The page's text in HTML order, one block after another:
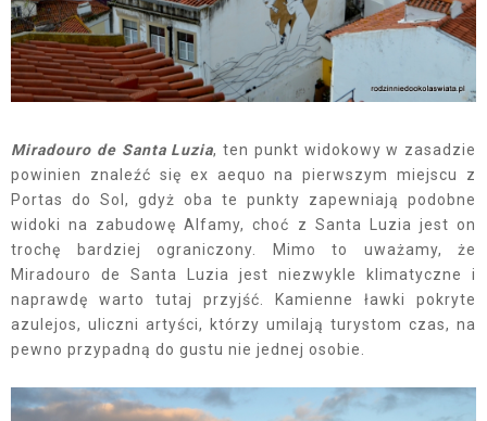
Miradouro de Santa Luzia, ten punkt widokowy w zasadzie
powinien znaleźć się ex aequo na pierwszym miejscu z
Portas do Sol, gdyż oba te punkty zapewniają podobne
widoki na zabudowę Alfamy, choć z Santa Luzia jest on
trochę bardziej ograniczony. Mimo to uważamy, że
Miradouro de Santa Luzia jest niezwykle klimatyczne i
naprawdę warto tutaj przyjść. Kamienne ławki pokryte
azulejos, uliczni artyści, którzy umilają turystom czas, na
pewno przypadną do gustu nie jednej osobie.